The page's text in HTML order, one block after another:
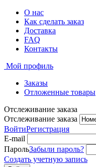
О нас
Как сделать заказ
Доставка
FAQ
Контакты
Мой профиль
Заказы
Отложенные товары
Отслеживание заказа
Отслеживание заказа
ВойтиРегистрация
E-mail
ПарольЗабыли пароль?
Создать учетную запись